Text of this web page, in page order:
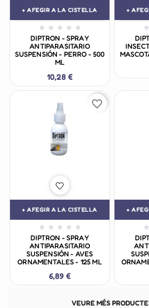
+ AFEGIR A LA CISTELLA
    
DIPTRON - SPRAY
ANTIPARASITARIO
SUSPENSIÓN - PERRO - 500
ML
10,28 €
+

+ AFEGIR A LA CISTELLA
    
DIPTRON - SPRAY
ANTIPARASITARIO
SUSPENSIÓN - AVES
ORNAMENTALES - 125 ML
6,89 €
favorite_border
+

VEURE MÉS